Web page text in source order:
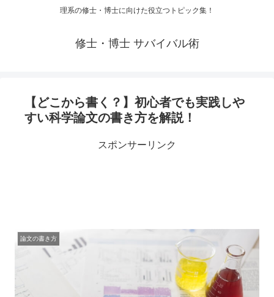
理系の修士・博士に向けた役立つトピック集！
修士・博士 サバイバル術
【どこから書く？】初心者でも実践しや
すい科学論文の書き方を解説！
スポンサーリンク
論文の書き方